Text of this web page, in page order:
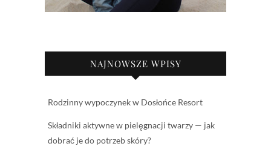
NAJNOWSZE WPISY
Rodzinny wypoczynek w Dosłońce Resort
Składniki aktywne w pielęgnacji twarzy — jak
dobrać je do potrzeb skóry?